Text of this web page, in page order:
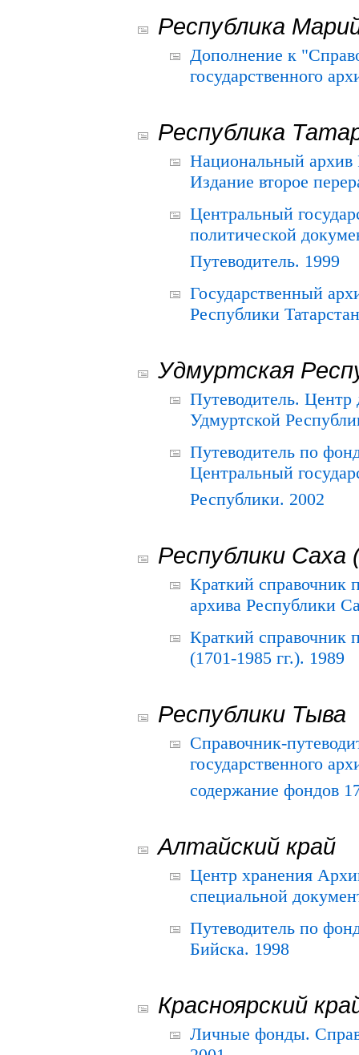
Республика
Дополнение к
государственного
Республика
Национальный архив
Издание второе
Центральный
политической
Путеводитель. 1999
Государственный
Республики
Удмуртская
Путеводитель.
Удмуртской
Путеводитель по
Центральный
Республики. 2002
Республики Саха
Краткий справочник
архива Республики
Краткий
(1701-1985 гг.). 1989
Республики Тыва
Справочник-
государственного
содержание фондов
Алтайский край
Центр хранения
специальной
Путеводитель по
Бийска. 1998
Красноярский
Личные фонды.